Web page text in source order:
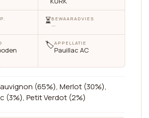
⏳BEWAARADVIES
—
🏷APPELLATIE
Pauillac AC
(65%), Merlot (30%),
(3%), Petit Verdot (2%)